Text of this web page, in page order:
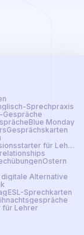
Sprechpraxis
Gespräche
Blue Monday
Gesprächskarten
für Lehrer
Ostern
Alternative
ESL-Sprechkarten
für Lehrer